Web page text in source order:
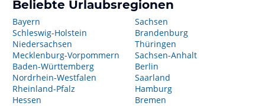
Beliebte Urlaubsregionen
Bayern
Schleswig-Holstein
Niedersachsen
Mecklenburg-Vorpommern
Baden-Württemberg
Nordrhein-Westfalen
Rheinland-Pfalz
Hessen
Sachsen
Brandenburg
Thüringen
Sachsen-Anhalt
Berlin
Saarland
Hamburg
Bremen